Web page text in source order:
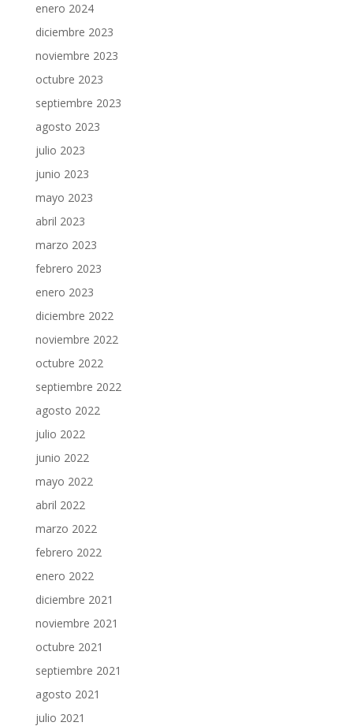
enero 2024
diciembre 2023
noviembre 2023
octubre 2023
septiembre 2023
agosto 2023
julio 2023
junio 2023
mayo 2023
abril 2023
marzo 2023
febrero 2023
enero 2023
diciembre 2022
noviembre 2022
octubre 2022
septiembre 2022
agosto 2022
julio 2022
junio 2022
mayo 2022
abril 2022
marzo 2022
febrero 2022
enero 2022
diciembre 2021
noviembre 2021
octubre 2021
septiembre 2021
agosto 2021
julio 2021